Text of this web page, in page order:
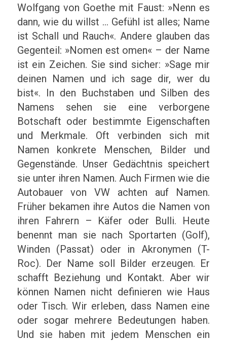
Wolfgang von Goethe mit Faust: »Nenn es
dann, wie du willst … Gefühl ist alles; Name
ist Schall und Rauch«. Andere glauben das
Gegenteil: »Nomen est omen« – der Name
ist ein Zeichen. Sie sind sicher: »Sage mir
deinen Namen und ich sage dir, wer du
bist«. In den Buchstaben und Silben des
Namens sehen sie eine verborgene
Botschaft oder bestimmte Eigenschaften
und Merkmale. Oft verbinden sich mit
Namen konkrete Menschen, Bilder und
Gegenstände. Unser Gedächtnis speichert
sie unter ihren Namen. Auch Firmen wie die
Autobauer von VW achten auf Namen.
Früher bekamen ihre Autos die Namen von
ihren Fahrern – Käfer oder Bulli. Heute
benennt man sie nach Sportarten (Golf),
Winden (Passat) oder in Akronymen (T-
Roc). Der Name soll Bilder erzeugen. Er
schafft Beziehung und Kontakt. Aber wir
können Namen nicht definieren wie Haus
oder Tisch. Wir erleben, dass Namen eine
oder sogar mehrere Bedeutungen haben.
Und sie haben mit jedem Menschen ein